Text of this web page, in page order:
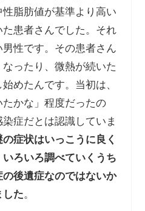
脂肪値が基準より高い
患者さんでした。それ
性です。その患者さん
ったり、微熱が続いた
めたんです。当初は、
たかな」程度だったの
症だとは認識していま
の症状はいっこうに良く
ろいろ調べていくうち
後遺症なのではないか
した。